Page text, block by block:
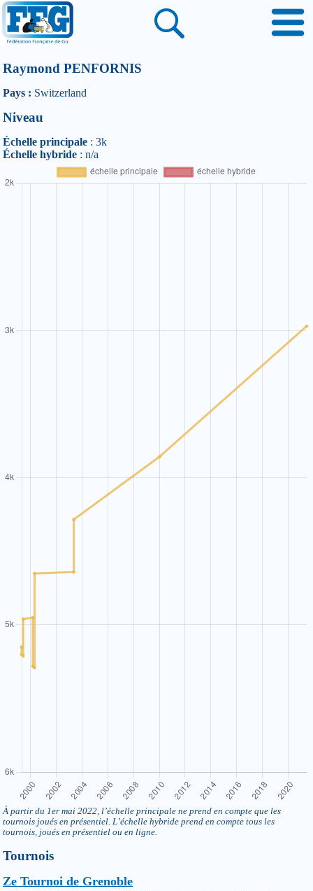
Raymond PENFORNIS
Pays : Switzerland
Niveau
Échelle principale : 3k
Échelle hybride : n/a
À partir du 1er mai 2022, l’échelle principale ne prend en compte que les
tournois joués en présentiel. L’échelle hybride prend en compte tous les
tournois, joués en présentiel ou en ligne.
Tournois
Ze Tournoi de Grenoble